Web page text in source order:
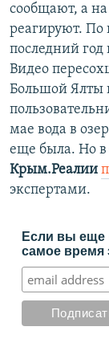
сообщают, а
реагируют. По
последний
Видео
Большой Ялты
мае вода в
еще была. Но в
Крым.Реалии
экспертами.
Если вы еще
самое время